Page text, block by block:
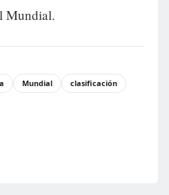
Mundial.
Mundial
clasificación